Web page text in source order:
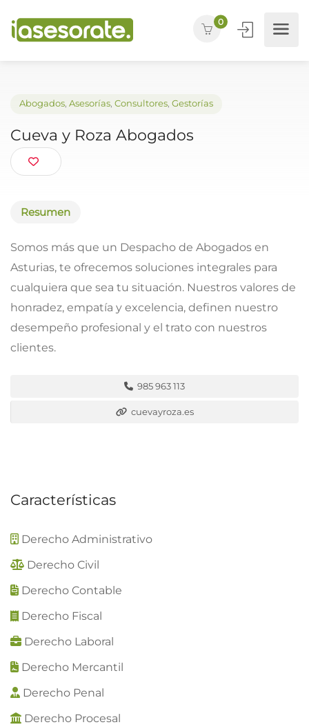
0
Cueva y Roza Abogados
Resumen
Somos más que un Despacho de Abogados en
Asturias, te ofrecemos soluciones integrales para
cualquiera que sea tu situación. Nuestros valores de
honradez, empatía y excelencia, definen nuestro
desempeño profesional y el trato con nuestros
clientes.
985 963 113
cuevayroza.es
Características
Derecho Administrativo
Derecho Civil
Derecho Contable
Derecho Fiscal
Derecho Laboral
Derecho Mercantil
Derecho Penal
Derecho Procesal